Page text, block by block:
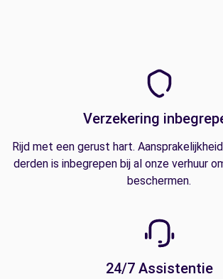
Verzekering
Rijd met een gerust hart.
derden is inbegrepen bij al onze verhuur
beschermen.
24/7 Assistentie